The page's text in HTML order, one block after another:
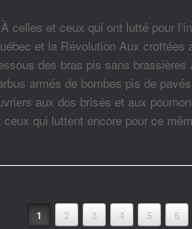
celles et ceux qui ont lutté pour
et la Révolution Aux crottées
des bras pis sans brassières
armés de bombes pis de
aux dos brisés et aux
ceux qui luttent encore pour ce
1 2 3 4 5 6